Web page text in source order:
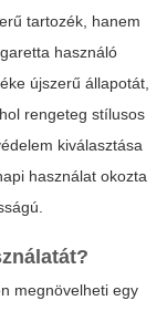
tartozék, hanem
használó
újszerű állapotát,
rengeteg stílusos
kiválasztása
használat okozta
megnövelheti egy